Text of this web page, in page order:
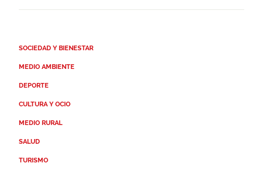
SOCIEDAD Y BIENESTAR
MEDIO AMBIENTE
DEPORTE
CULTURA Y OCIO
MEDIO RURAL
SALUD
TURISMO